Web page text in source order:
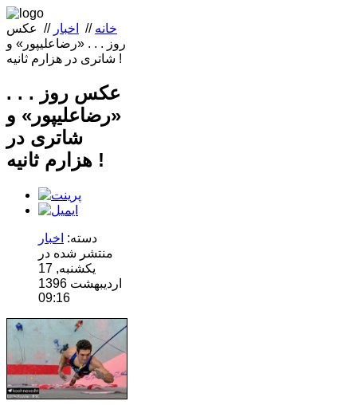
خانه // اخبار // عکس
روز . . . «رضا‌علیپور» و
شاتری در هزارم ثانیه !
عکس روز . . .
«رضا‌علیپور» و
شاتری در
هزارم ثانیه !
دسته: اخبار
منتشر شده در
یکشنبه, 17
ارديبهشت 1396
09:16